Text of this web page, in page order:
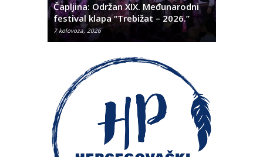
Čapljina: Održan XIX. Međunarodni
festival klapa “Trebižat – 2026.”
7 kolovoza, 2026